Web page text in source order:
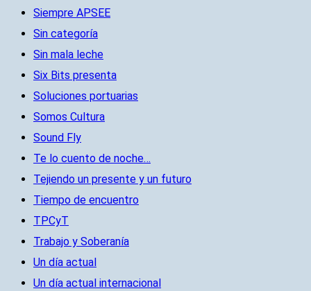
Siempre APSEE
Sin categoría
Sin mala leche
Six Bits presenta
Soluciones portuarias
Somos Cultura
Sound Fly
Te lo cuento de noche…
Tejiendo un presente y un futuro
Tiempo de encuentro
TPCyT
Trabajo y Soberanía
Un día actual
Un día actual internacional